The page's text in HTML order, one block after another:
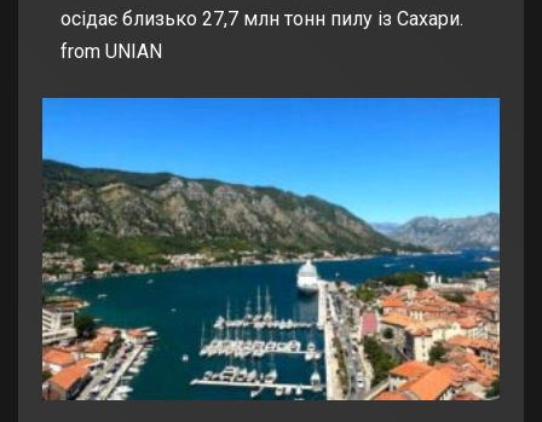
осідає близько 27,7 млн тонн пилу із Сахари.
from UNIAN